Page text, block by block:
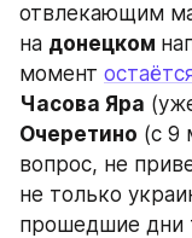
отвлекающим
на донецком
момент
Часова Яра
Очеретино (с 9
вопрос, не
не только
прошедшие дни